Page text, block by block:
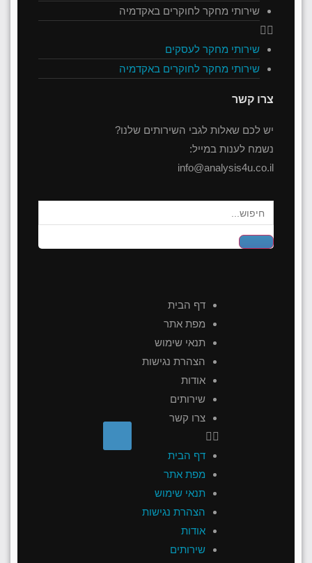
שירותי מחקר לחוקרים באקדמיה
שירותי מחקר לעסקים
שירותי מחקר לחוקרים באקדמיה
צרו קשר
יש לכם שאלות לגבי השירותים שלנו?
נשמח לענות במייל:
info@analysis4u.co.il
דף הבית
מפת אתר
תנאי שימוש
הצהרת נגישות
אודות
שירותים
צרו קשר
דף הבית
מפת אתר
תנאי שימוש
הצהרת נגישות
אודות
שירותים